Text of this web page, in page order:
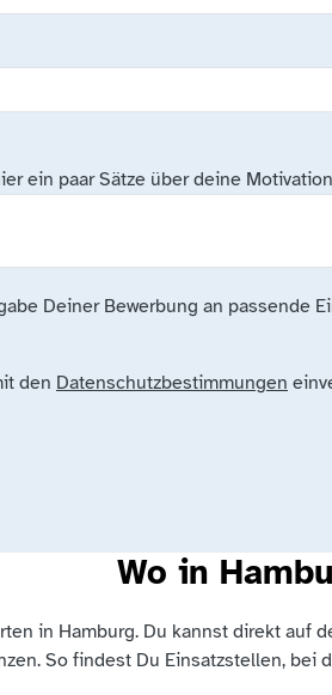
ein paar Sätze über deine
Deiner Bewerbung an passende
den Datenschutzbestimmungen
Wo in
in Hamburg. Du kannst direkt auf
So findest Du Einsatzstellen, bei